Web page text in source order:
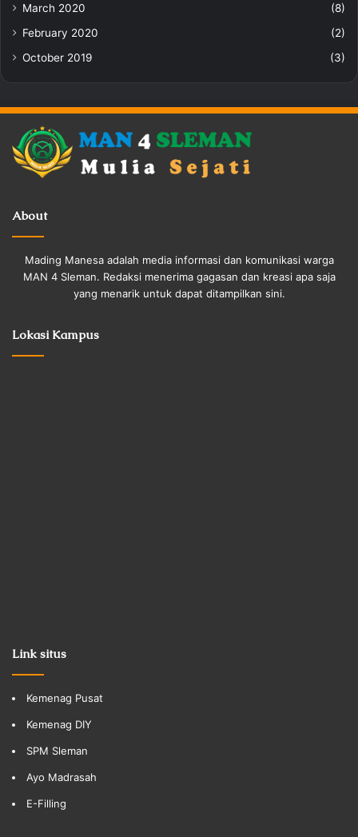
March 2020
(8)
February 2020
(2)
October 2019
(3)
About
Mading Manesa adalah media informasi dan komunikasi warga
MAN 4 Sleman. Redaksi menerima gagasan dan kreasi apa saja
yang menarik untuk dapat ditampilkan sini.
Lokasi Kampus
Link situs
Kemenag Pusat
Kemenag DIY
SPM Sleman
Ayo Madrasah
E-Filling